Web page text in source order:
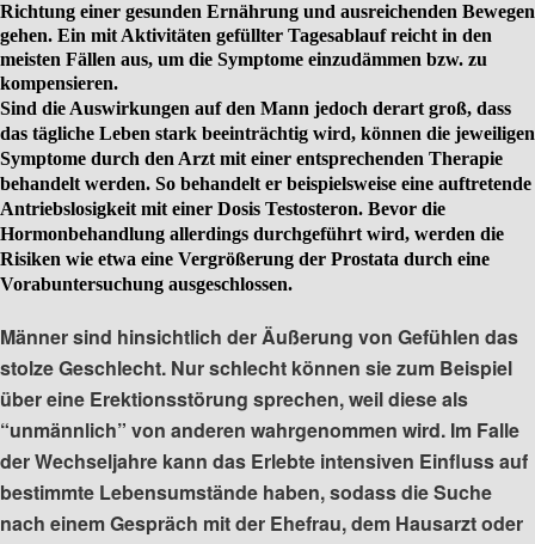
Richtung einer gesunden Ernährung und ausreichenden Bewegen
gehen. Ein mit Aktivitäten gefüllter Tagesablauf reicht in den
meisten Fällen aus, um die Symptome einzudämmen bzw. zu
kompensieren.
Sind die Auswirkungen auf den Mann jedoch derart groß, dass
das tägliche Leben stark beeinträchtig wird, können die jeweiligen
Symptome durch den Arzt mit einer entsprechenden Therapie
behandelt werden. So behandelt er beispielsweise eine auftretende
Antriebslosigkeit mit einer Dosis Testosteron. Bevor die
Hormonbehandlung allerdings durchgeführt wird, werden die
Risiken wie etwa eine Vergrößerung der Prostata durch eine
Vorabuntersuchung ausgeschlossen.
Männer sind hinsichtlich der Äußerung von Gefühlen das
stolze Geschlecht. Nur schlecht können sie zum Beispiel
über eine Erektionsstörung sprechen, weil diese als
“unmännlich” von anderen wahrgenommen wird. Im Falle
der Wechseljahre kann das Erlebte intensiven Einfluss auf
bestimmte Lebensumstände haben, sodass die Suche
nach einem Gespräch mit der Ehefrau, dem Hausarzt oder